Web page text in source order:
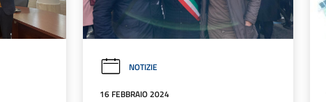
NOTIZIE
16 FEBBRAIO 2024